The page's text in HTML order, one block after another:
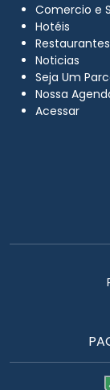
Comercio e
Hotéis
Noticias
Seja Um
Nossa
Acessar